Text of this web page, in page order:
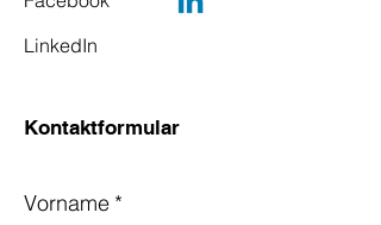
LinkedIn
Kontaktformular
Vorname *